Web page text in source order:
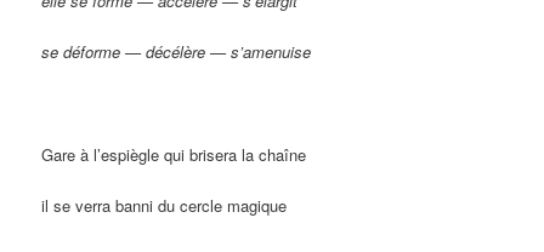
se déforme — décélère — s’amenuise
Gare à l’espiègle qui brisera la chaîne
il se verra banni du cercle magique